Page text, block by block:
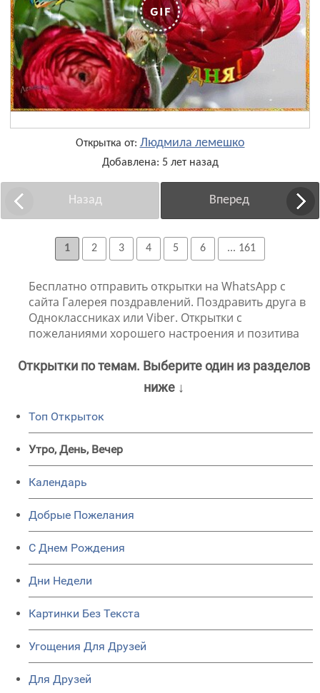
Открытка от: Людмила лемешко
Добавлена: 5 лет назад
Назад Вперед
1 2 3 4 5 6 ... 161
Бесплатно отправить открытки на WhatsApp с
сайта Галерея поздравлений. Поздравить друга в
Одноклассниках или Viber. Открытки с
пожеланиями хорошего настроения и позитива
Открытки по темам. Выберите один из разделов
ниже ↓
Топ Открыток
Утро, День, Вечер
Календарь
Добрые Пожелания
C Днем Рождения
Дни Недели
Картинки Без Текста
Угощения Для Друзей
Для Друзей